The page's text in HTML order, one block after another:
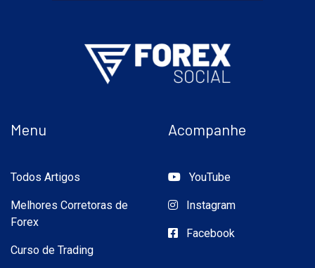
Menu
Todos Artigos
Melhores Corretoras de
Forex
Curso de Trading
Acompanhe
YouTube
Instagram
Facebook